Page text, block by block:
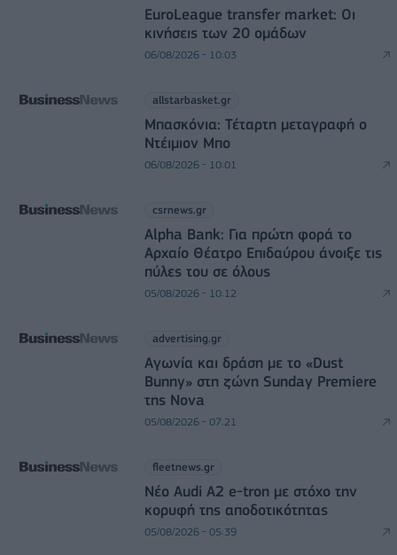
EuroLeague transfer market: Οι
κινήσεις των 20 ομάδων
06/08/2026 - 10:03
allstarbasket.gr
Μπασκόνια: Τέταρτη μεταγραφή ο
Ντέιμιον Μπο
06/08/2026 - 10:01
csrnews.gr
Alpha Bank: Για πρώτη φορά το
Αρχαίο Θέατρο Επιδαύρου άνοιξε τις
πύλες του σε όλους
05/08/2026 - 10:12
advertising.gr
Αγωνία και δράση με το «Dust
Bunny» στη ζώνη Sunday Premiere
της Nova
05/08/2026 - 07:21
fleetnews.gr
Νέο Audi A2 e-tron με στόχο την
κορυφή της αποδοτικότητας
05/08/2026 - 05:39